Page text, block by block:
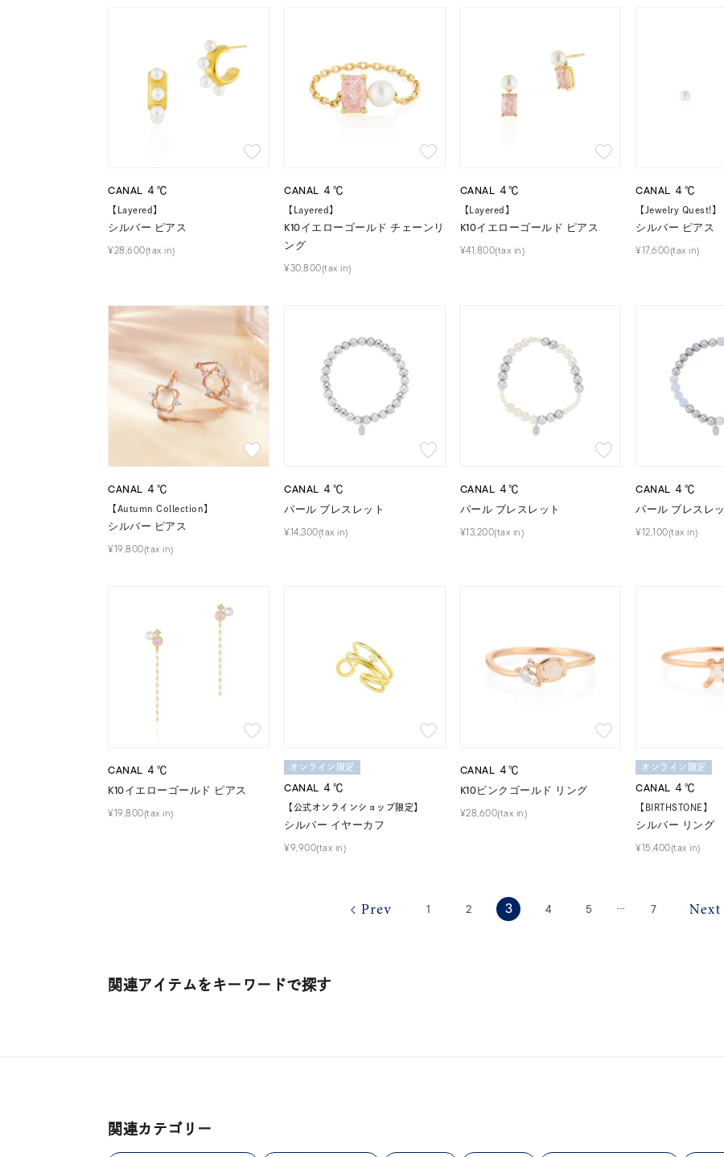
カテゴリー
イエローカラー ピンクカラー トリプルカラー
1月の誕生石 2月の誕生石 3月の誕生石 4月の誕生石 5月の
8月の誕生石 9月の誕生石 10月の誕生石
モチーフ
石の色
クリア ホワイト グリーン
レッド マルチカラー
ファッションテイスト エレガント フォーマル
オフィス 記念日 デート
耳周りジュエリー 腕周りジュエリー ペアジュエリー ベストセレ
レディース
リングサイズ
リングサイズ
在庫 在庫ありのみ すべて表示
CANAL ４℃
【Layered】
シルバー ピアス
¥28,600(tax in)
CANAL ４℃
【Layered】
K10イエローゴールド チェーンリ
ング
¥30,800(tax in)
CANAL ４℃
【Layered】
K10イエローゴールド ピアス
¥41,800(tax in)
CANAL ４℃
【Jewelry Quest!】
シルバー ピアス
¥17,600(tax in)
CANAL ４℃
【Autumn Collection】
シルバー ピアス
¥19,800(tax in)
CANAL ４℃
パール ブレスレット
¥14,300(tax in)
CANAL ４℃
パール ブレスレット
¥13,200(tax in)
CANAL ４℃
パール ブレスレ
¥12,100(tax in)
CANAL ４℃
K10イエローゴールド ピアス
¥19,800(tax in)
オンライン限定
CANAL ４℃
【公式オンラインショップ限定】
シルバー イヤーカフ
¥9,900(tax in)
CANAL ４℃
K10ピンクゴールド リング
¥28,600(tax in)
オンライン限定
CANAL ４℃
【BIRTHSTONE】
シルバー リング
¥15,400(tax in)
1 2 3 4 5 ⋯ 7
関連アイテムをキーワードで探す
関連カテゴリー